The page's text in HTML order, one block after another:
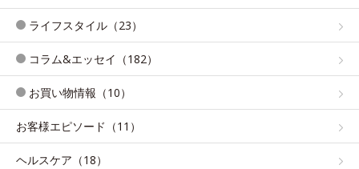
ライフスタイル（23）
コラム&エッセイ（182）
お買い物情報（10）
お客様エピソード（11）
ヘルスケア（18）